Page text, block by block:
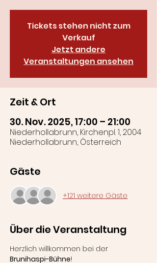
Tickets stehen nicht zum
Verkauf
Jetzt andere
Veranstaltungen ansehen
Zeit & Ort
30. Nov. 2025, 17:00 – 21:00
Niederhollabrunn, Kirchenpl. 1, 2004
Niederhollabrunn, Österreich
Gäste
+121 weitere Gäste
Über die Veranstaltung
Herzlich willkommen bei der
Brunihaspi-Bühne!